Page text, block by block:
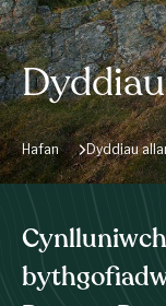
Hafan Dyddiau